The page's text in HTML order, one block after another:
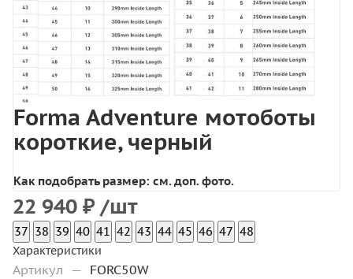
Forma Adventure мотоботы
короткие, черный
Как подобрать размер: см. доп. фото.
22 940 ₽ /шт
37 38 39 40 41 42 43 44 45 46 47 48
Характеристики
Артикул — FORC50W